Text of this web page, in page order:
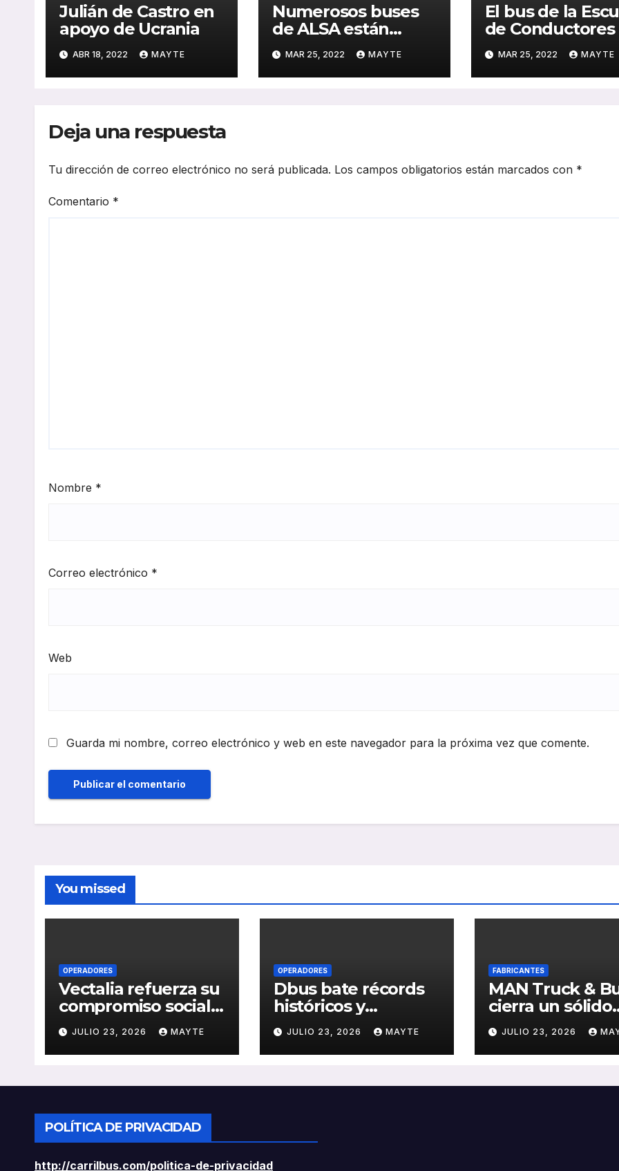
Julián de Castro en
apoyo de Ucrania
ABR 18, 2022 MAYTE
Numerosos buses
de ALSA están
recogiendo
refugiados
ucranianos
MAR 25, 2022 MAYTE
El bus de la
de Conductores
FROET parte a la
frontera de
para recoger a
MAR 25, 2022 MAYTE
Deja una respuesta
Tu dirección de correo electrónico no será publicada. Los campos obligatorios están marcados con *
Comentario *
Nombre *
Correo electrónico *
Web
Guarda mi nombre, correo electrónico y web en este navegador para la próxima vez que comente.
You missed
OPERADORES
Vectalia refuerza su
compromiso social y
medioambiental
con la publicación
de su Memoria de
JULIO 23, 2026 MAYTE
OPERADORES
Dbus bate récords
históricos y
consolida el auge
del transporte
público en San
JULIO 23, 2026 MAYTE
FABRICANTES
MAN Truck &
cierra un sólido
primer
2026 con
crecimiento en
rentabilidad
JULIO 23, 2026
POLÍTICA DE PRIVACIDAD
http://carrilbus.com/politica-de-privacidad